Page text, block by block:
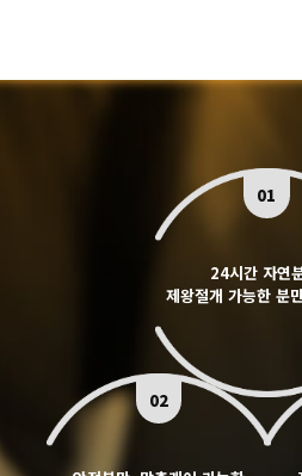
01
24시간 자연
제왕절개 가능한
02